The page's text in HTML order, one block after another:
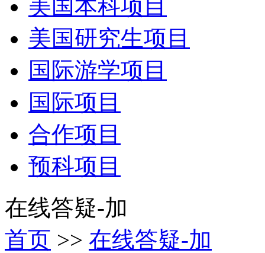
美国本科项目
美国研究生项目
国际游学项目
国际项目
合作项目
预科项目
在线答疑-加
首页 >> 在线答疑-加